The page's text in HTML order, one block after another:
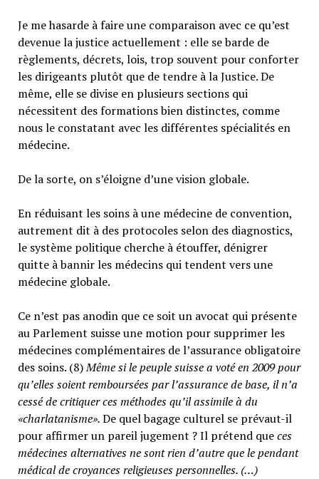
Je me hasarde à faire une comparaison avec ce qu’est
devenue la justice actuellement : elle se barde de
règlements, décrets, lois, trop souvent pour conforter
les dirigeants plutôt que de tendre à la Justice. De
même, elle se divise en plusieurs sections qui
nécessitent des formations bien distinctes, comme
nous le constatant avec les différentes spécialités en
médecine.
De la sorte, on s’éloigne d’une vision globale.
En réduisant les soins à une médecine de convention,
autrement dit à des protocoles selon des diagnostics,
le système politique cherche à étouffer, dénigrer
quitte à bannir les médecins qui tendent vers une
médecine globale.
Ce n’est pas anodin que ce soit un avocat qui présente
au Parlement suisse une motion pour supprimer les
médecines complémentaires de l’assurance obligatoire
des soins. (8)Même si le peuple suisse a voté en 2009 pour
qu’elles soient remboursées par l’assurance de base, il n’a
cessé de critiquer ces méthodes qu’il assimile à du
«charlatanisme».De quel bagage culturel se prévaut-il
pour affirmer un pareil jugement ? Il prétend queces
médecines alternatives ne sont rien d’autre que le pendant
médical de croyances religieuses personnelles. (…)